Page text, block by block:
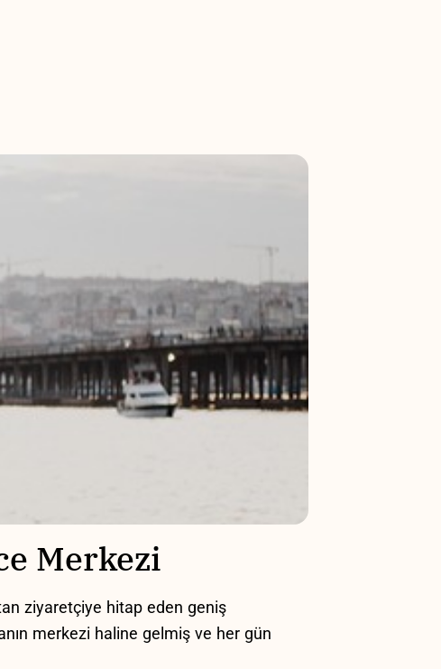
Merkezi
⁤ziyaretçiye hitap eden geniş
merkezi ‌haline gelmiş ve her gün